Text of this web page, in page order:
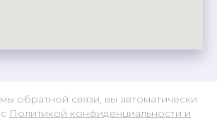
обратной связи, вы автоматически
Политикой конфиденциальности и